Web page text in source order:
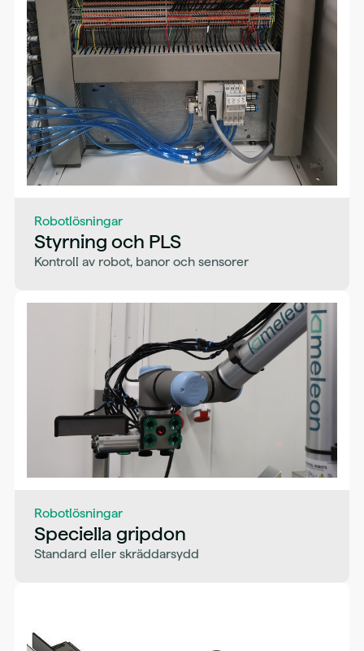
Robotlösningar
Styrning och PLS
Kontroll av robot, banor och sensorer
Robotlösningar
Speciella gripdon
Standard eller skräddarsydd